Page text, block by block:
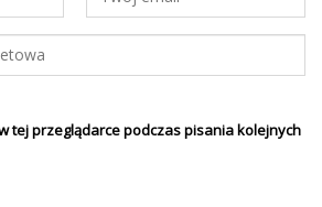
tej przeglądarce podczas pisania kolejnych